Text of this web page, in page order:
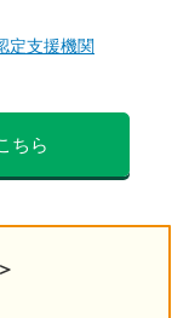
定支援機関
ちら